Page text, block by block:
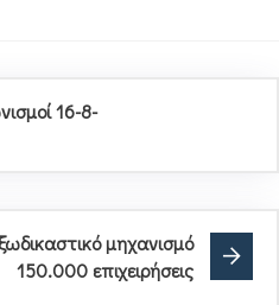
16-8-
μηχανισμό
150.000 επιχειρήσεις